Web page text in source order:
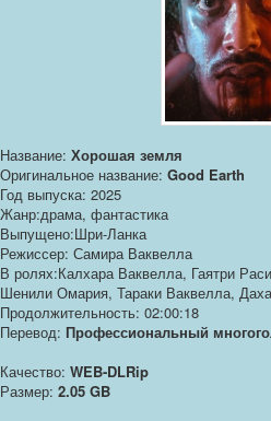
Название: Хорошая земля
Оригинальное название: Good Earth
Год выпуска: 2025
Жанр:драма, фантастика
Выпущено:Шри-Ланка
Режиссер: Самира Ваквелла
В ролях:Калхара Ваквелла, Гаятри
Шенили Омария, Тараки Ваквелла,
Продолжительность: 02:00:18
Перевод: Профессиональный
Качество: WEB-DLRip
Размер: 2.05 GB